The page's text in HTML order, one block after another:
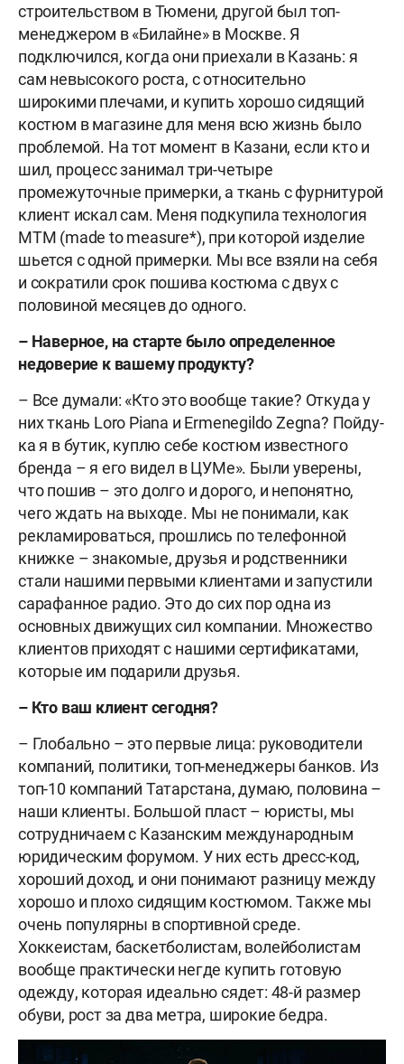
строительством в Тюмени, другой был топ-
менеджером в «Билайне» в Москве. Я
подключился, когда они приехали в Казань: я
сам невысокого роста, с относительно
широкими плечами, и купить хорошо сидящий
костюм в магазине для меня всю жизнь было
проблемой. На тот момент в Казани, если кто и
шил, процесс занимал три-четыре
промежуточные примерки, а ткань с фурнитурой
клиент искал сам. Меня подкупила технология
MTM (made to measure*), при которой изделие
шьется с одной примерки. Мы все взяли на себя
и сократили срок пошива костюма с двух с
половиной месяцев до одного.
– Наверное, на старте было определенное
недоверие к вашему продукту?
– Все думали: «Кто это вообще такие? Откуда у
них ткань Loro Piana и Ermenegildo Zegna? Пойду-
ка я в бутик, куплю себе костюм известного
бренда – я его видел в ЦУМе». Были уверены,
что пошив – это долго и дорого, и непонятно,
чего ждать на выходе. Мы не понимали, как
рекламироваться, прошлись по телефонной
книжке – знакомые, друзья и родственники
стали нашими первыми клиентами и запустили
сарафанное радио. Это до сих пор одна из
основных движущих сил компании. Множество
клиентов приходят с нашими сертификатами,
которые им подарили друзья.
– Кто ваш клиент сегодня?
– Глобально – это первые лица: руководители
компаний, политики, топ-менеджеры банков. Из
топ-10 компаний Татарстана, думаю, половина –
наши клиенты. Большой пласт – юристы, мы
сотрудничаем с Казанским международным
юридическим форумом. У них есть дресс-код,
хороший доход, и они понимают разницу между
хорошо и плохо сидящим костюмом. Также мы
очень популярны в спортивной среде.
Хоккеистам, баскетболистам, волейболистам
вообще практически негде купить готовую
одежду, которая идеально сядет: 48-й размер
обуви, рост за два метра, широкие бедра.